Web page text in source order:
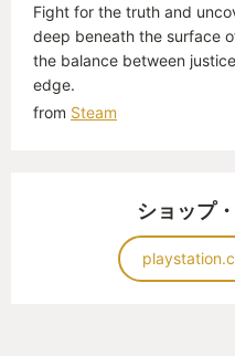
・アクションが苦手で
アクションが苦手でも
初心者向けのモードに
ただボス戦みたいなと
回復アイテムなどを買
Fight for the truth and
deep beneath the surface
the balance between
edge.
from Steam
ショップ